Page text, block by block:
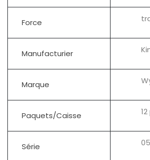
Force
Manufacturier
Marque
Paquets/Caisse
Série